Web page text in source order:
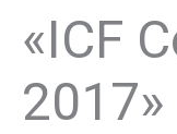
«ICF
2017»